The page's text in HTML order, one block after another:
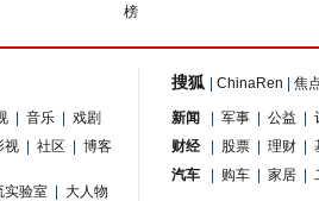
榜
音乐
戏剧
视 社区 博客
实验室
大人物
搜狐 ChinaRen 焦
新闻 军事 公益
财经
股票 理财
汽车
购车 家居